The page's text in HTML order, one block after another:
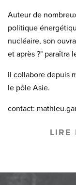
Auteur de
politique
nucléaire, son
et après ?" paraîtra
Il collabore depuis
le pôle Asie.
contact:
LIRE